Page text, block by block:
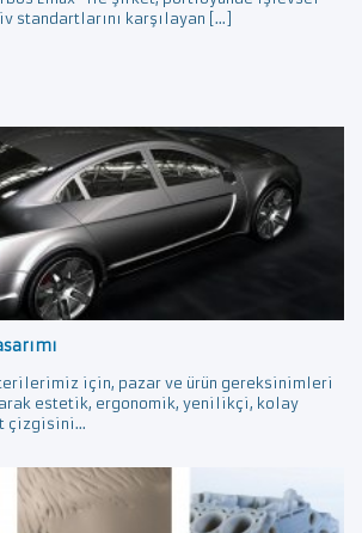
standartlarını karşılayan […]
için, pazar ve ürün gereksinimleri
estetik, ergonomik, yenilikçi, kolay
çizgisini...